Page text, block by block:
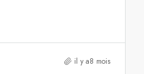
il y a8 mois